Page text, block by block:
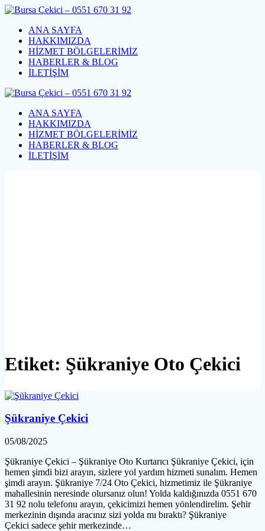
Skip
contentANA SAYFA
HAKKIMIZDA
HİZMET BÖLGELERİMİZ
HABERLER & BLOG
İLETİŞİM
ANA SAYFA
HAKKIMIZDA
HİZMET BÖLGELERİMİZ
HABERLER & BLOG
İLETİŞİM
Etiket: Şükraniye Oto Çekici
Şükraniye Çekici
05/08/2025
Şükraniye Çekici – Şükraniye Oto Kurtarıcı Şükraniye Çekici, için
hemen şimdi bizi arayın, sizlere yol yardım hizmeti sunalım. Hemen
şimdi arayın. Şükraniye 7/24 Oto Çekici, hizmetimiz ile Şükraniye
mahallesinin neresinde olursanız olun! Yolda kaldığınızda 0551 670
31 92 nolu telefonu arayın, çekicimizi hemen yönlendirelim. Şehir
merkezinin dışında aracınız sizi yolda mı bıraktı? Şükraniye
Çekici sadece şehir merkezinde…